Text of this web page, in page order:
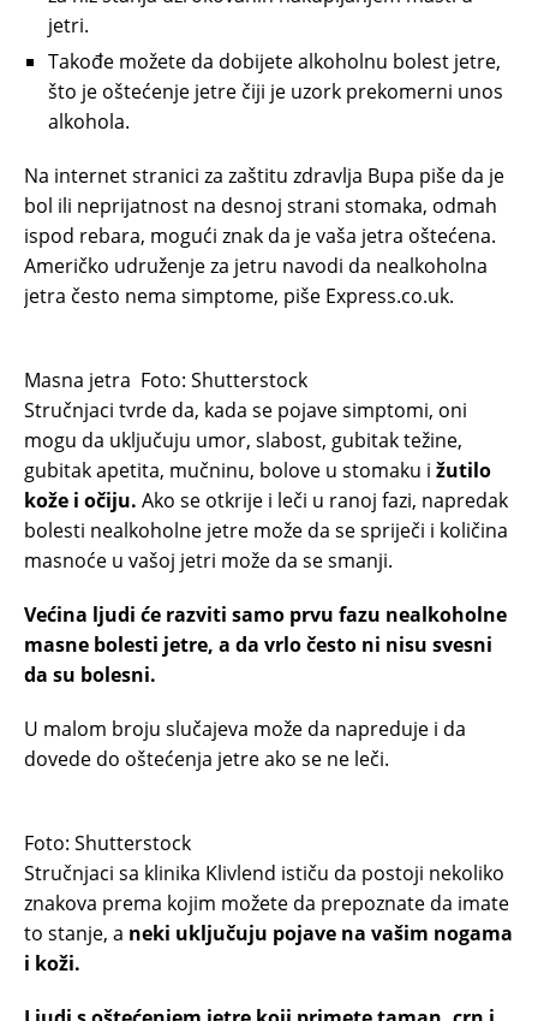
jetri.
Takođe možete da dobijete alkoholnu bolest jetre,
što je oštećenje jetre čiji je uzork prekomerni unos
alkohola.
Na internet stranici za zaštitu zdravlja Bupa piše da je
bol ili neprijatnost na desnoj strani stomaka, odmah
ispod rebara, mogući znak da je vaša jetra oštećena.
Američko udruženje za jetru navodi da nealkoholna
jetra često nema simptome, piše Express.co.uk.
Masna jetra Foto: Shutterstock
Stručnjaci tvrde da, kada se pojave simptomi, oni
mogu da uključuju umor, slabost, gubitak težine,
gubitak apetita, mučninu, bolove u stomaku i žutilo
kože i očiju. Ako se otkrije i leči u ranoj fazi, napredak
bolesti nealkoholne jetre može da se spriječi i količina
masnoće u vašoj jetri može da se smanji.
Većina ljudi će razviti samo prvu fazu nealkoholne
masne bolesti jetre, a da vrlo često ni nisu svesni
da su bolesni.
U malom broju slučajeva može da napreduje i da
dovede do oštećenja jetre ako se ne leči.
Foto: Shutterstock
Stručnjaci sa klinika Klivlend ističu da postoji nekoliko
znakova prema kojim možete da prepoznate da imate
to stanje, a neki uključuju pojave na vašim nogama
i koži.